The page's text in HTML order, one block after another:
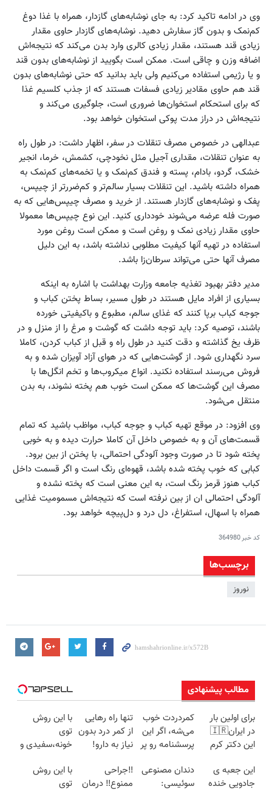
وی در ادامه تاکید کرد: به جای نوشابه‌های گازدار، همراه با غذا دوغ
کم‌نمک و بدون گاز سفارش دهید. نوشابه‌های گازدار حاوی مقدار
زیادی قند هستند، مقدار زیادی کالری وارد بدن می‌کند که نتیجه‌اش
اضافه وزن و چاقی است. ممکن است بگویید از نوشابه‌های بدون قند
و یا رژیمی استفاده می‌کنیم ولی باید بدانید که حتی نوشابه‌های بدون
قند هم حاوی مقادیر زیادی فسفات هستند که از جذب کلسیم غذا
که برای استحکام استخوان‌ها ضروری است، جلوگیری می‌کند و
نتیجه‌اش در دراز مدت پوکی استخوان خواهد بود.
عبدالهی در خصوص مصرف تنقلات در سفر، اظهار داشت: در طول راه
به عنوان تنقلات، مقداری آجیل مثل نخودچی، کشمش، خرما، انجیر
خشک، گردو، بادام، پسته و فندق کم‌نمک و یا تخمه‌های کم‌نمک به
همراه داشته باشید. این تنقلات بسیار سالم‌تر و کم‌ضررتر از چیپس،
پفک و نوشابه‌های گازدار هستند. از خرید و مصرف چیپس‌هایی که به
صورت فله عرضه می‌شوند خودداری کنید. این نوع چیپس‌ها معمولا
حاوی مقدار زیادی نمک و روغن است و ممکن است روغن مورد
استفاده در تهیه آنها کیفیت مطلوبی نداشته باشد، به این دلیل
مصرف آنها حتی می‌تواند سرطان‌زا باشد.
مدیر دفتر بهبود تغذیه جامعه وزارت بهداشت با اشاره به اینکه
بسیاری از افراد مایل هستند در طول مسیر، بساط پختن کباب و
جوجه کباب برپا کنند که غذای سالم، مطبوع و باکیفیتی خورده
باشند، توصیه کرد: باید توجه داشت که گوشت و مرغ را از منزل و در
ظرف یخ گذاشته و دقت کنید در طول راه و قبل از کباب کردن، کاملا
سرد نگهداری شود. از گوشت‌هایی که در هوای آزاد آویزان شده و به
فروش می‌رسند استفاده نکنید. انواع میکروب‌ها و تخم انگل‌ها با
مصرف این گوشت‌ها که ممکن است خوب هم پخته نشوند، به بدن
منتقل می‌شود.
وی افزود: در موقع تهیه کباب و جوجه کباب، مواظب باشید که تمام
قسمت‌های آن و به خصوص داخل آن کاملا حرارت دیده و به خوبی
پخته شود تا در صورت وجود آلودگی احتمالی، با پختن از بین برود.
کبابی که خوب پخته شده باشد، قهوه‌ای رنگ است و اگر قسمت داخل
کباب هنوز قرمز رنگ است، به این معنی است که پخته نشده و
آلودگی احتمالی ان از بین نرفته است که نتیجه‌اش مسمومیت غذایی
همراه با اسهال، استفراغ، دل درد و دل‌پیچه خواهد بود.
کد خبر364980
برچسب‌ها
نوروز
مطالب پیشنهادی
برای اولین بار
در ایران🇮🇷
این دکتر کرم
روزه ساخت!
کمردردت خوب
می‌شه، اگر این
پرسشنامه رو پر
تنها راه رهایی
از کمر درد بدون
نیاز به دارو!
با این روش
توی
خونه،سفیدی و
برگردون
(40%off)
این جعبه ی
جادویی خنده
دندان مصنوعی
سوئیسی:
‼️جراحی
ممنوع‼️ درمان
با این روش
توی